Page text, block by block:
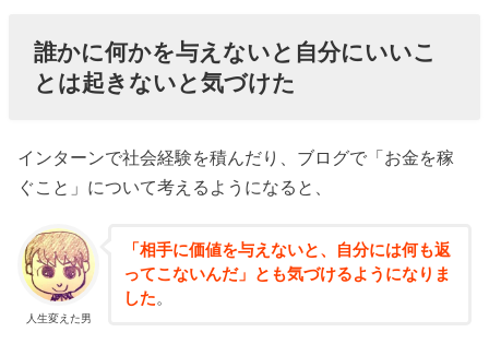
誰かに何かを与えないと自分にいいこ
とは起きないと気づけた
インターンで社会経験を積んだり、ブログで「お金を稼
ぐこと」について考えるようになると、
人生変えた男
「相手に価値を与えないと、自分には何も返
ってこないんだ」とも気づけるようになりま
した。